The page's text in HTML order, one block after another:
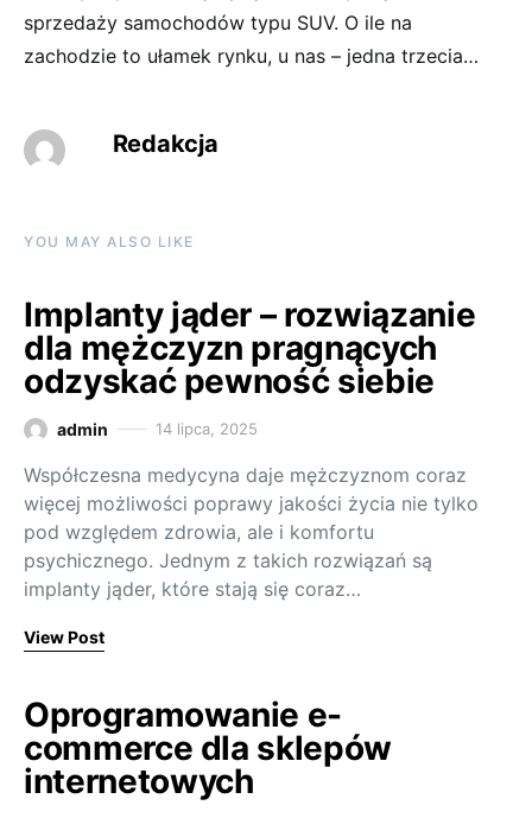
sprzedaży samochodów typu SUV. O ile na
zachodzie to ułamek rynku, u nas – jedna trzecia…
Redakcja
YOU MAY ALSO LIKE
Implanty jąder – rozwiązanie
dla mężczyzn pragnących
odzyskać pewność siebie
admin 14 lipca, 2025
Współczesna medycyna daje mężczyznom coraz
więcej możliwości poprawy jakości życia nie tylko
pod względem zdrowia, ale i komfortu
psychicznego. Jednym z takich rozwiązań są
implanty jąder, które stają się coraz…
View Post
Oprogramowanie e-
commerce dla sklepów
internetowych